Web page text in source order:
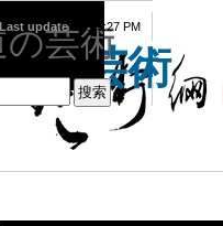
の芸術
Last update 08:15:27 PM
の芸術